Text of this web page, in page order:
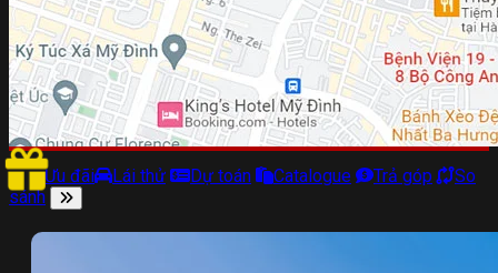
Ưu đãi Lái thử Dự toán Catalogue Trả góp
So
sánh